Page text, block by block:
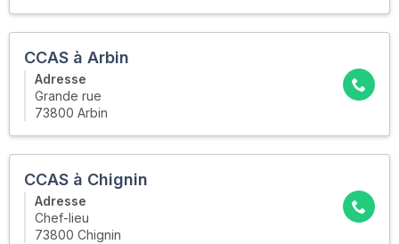
CCAS à Arbin
Adresse
Grande rue
73800 Arbin
CCAS à Chignin
Adresse
Chef-lieu
73800 Chignin